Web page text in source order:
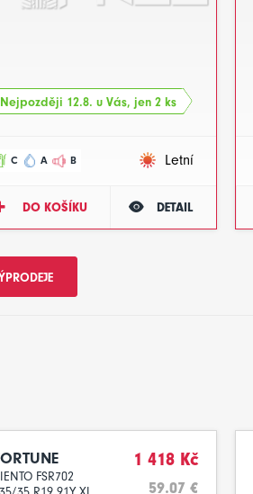
Nejpozději 12.8. u Vás, jen 2 ks
C A B Letní
DO KOŠÍKU DETAIL
FSR702
1 418 Kč
59.07 €